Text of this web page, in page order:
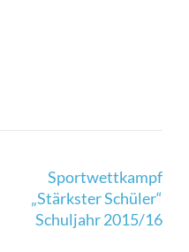
Sportwettkampf
„Stärkster Schüler“
Schuljahr 2015/16